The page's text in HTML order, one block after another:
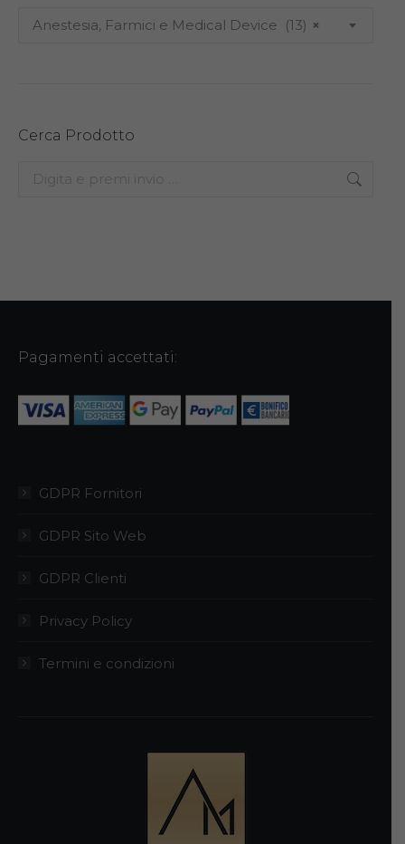
×
Anestesia, Farmici e Medical Device (13)
Cerca Prodotto
Pagamenti accettati:
GDPR Fornitori
GDPR Sito Web
GDPR Clienti
Privacy Policy
Termini e condizioni